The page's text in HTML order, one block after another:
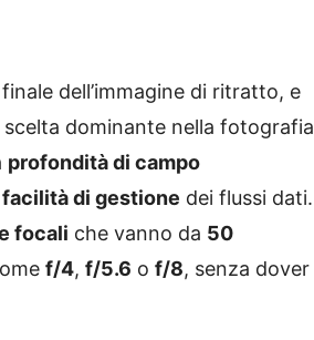
dell’immagine di ritratto, e
scelta dominante nella fotografia
profondità di campo
facilità di gestione dei flussi dati.
focali che vanno da 50
f/4, f/5.6 o f/8, senza dover